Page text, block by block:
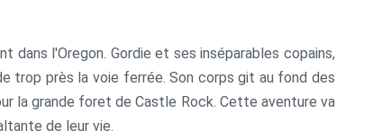
dans l'Oregon. Gordie et ses inséparables copains,
trop près la voie ferrée. Son corps git au fond des
la grande foret de Castle Rock. Cette aventure va
de leur vie.